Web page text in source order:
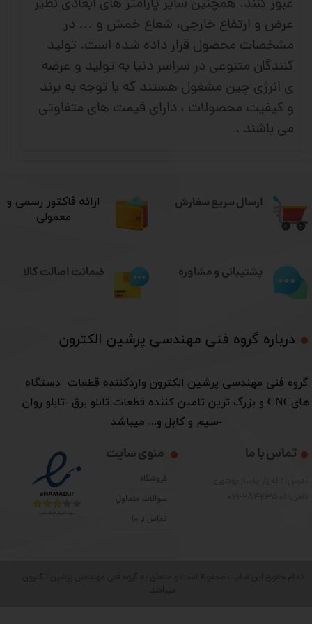
عبور کنند. همچنین سایر پارامتر های ابعادی نظیر
عرض و ارتفاع خارجی، شعاع خمش و … در
مشخصات محصول قرار داده شده است. تولید
کنندگان متنوعی در سراسر دنیا به تولید و عرضه
ی انرژی چین مشغول هستند که با توجه به برند
و کیفیت محصولات ، دارای قیمت های متفاوتی
می باشند .
ارسال سریع سفارش
درباره گروه فنی مهندسی پرشین الکترون​​​​​​​
​گروه فنی مهندسی پرشین الکترون واردکننده قطعات دستگاه
هایCNC و بزرگ ترین تامین کننده قطعات تابلو برق -تابلو روان
-سیم و کابل و... میباشد
منوی سایت
فروشگاه
سوالات متداول
تماس با ما
تماس با ما
​ارائه فاکتور رسمی و
معمولی
پشتیبانی و مشاوره ضمانت اصالت کالا